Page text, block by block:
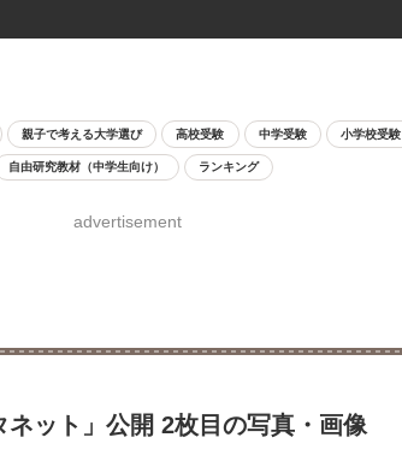
親子で考える大学選び 高校受験 中学受験 小学校受験
自由研究教材（中学生向け） ランキング
advertisement
ネット」公開 2枚目の写真・画像